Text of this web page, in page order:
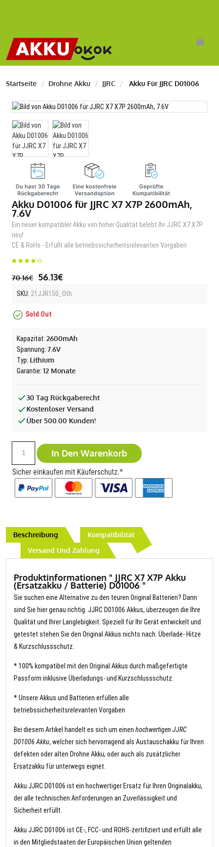
Startseite Drohne Akku JJRC Akku Für JJRC D01006
Akku D01006 für JJRC X7 X7P 2600mAh,
7.6V
Ein neuer kompatibler Akku von hoher Qualität belebt Ihr JJRC X7 X7P
neu!
CE & RoHs - Erfüllt alle betriebssicherheitsrelevanten Vorgaben
70.16€ 56.13€
SKU: 21JJR150_Oth
Sold Out
Kapazität: 2600mAh
Spannung: 7.6V
Typ: Lithium
Garantie: 12 Monate
30 Tag Rückgaberecht
Kostenloser Versand
Über 500.00 Kunden!
In Den Warenkorb
Beschreibung
Kompatibilität
Versand Und Zahlung
Produktinformationen " JJRC X7 X7P Akku
(Ersatzakku / Batterie) D01006 "
Sie suchen eine Alternative zu den teuren Original Batterien? Dann
sind Sie hier genau richtig. JJRC D01006 Akkus, überzeugen die Ihre
Qualität und Ihrer Langlebigkeit. Speziell für Ihr Gerät entwickelt und
getestet stehen Sie den Original Akkus nichts nach. Überlade- Hitze
& Kurzschlussschutz.
* 100% kompatibel mit den Original Akkus durch maßgefertigte
Passform inklusive Überladungs- und Kurzschlussschutz.
* Unsere Akkus und Batterien erfüllen alle
betriebssicherheitsrelevanten Vorgaben
Bei diesem Artikel handelt es sich um einen hochwertigen JJRC
D01006 Akku, welcher sich hervorragend als Austauschakku für Ihren
defekten oder alten Drohne Akku, oder auch als zusätzlicher
Ersatzakku für unterwegs eignet.
Akku JJRC D01006 ist ein hochwertiger Ersatz für Ihren Originalakku,
der alle technischen Anforderungen an Zuverlässigkeit und
Sicherheit erfüllt.
Akku JJRC D01006 ist CE-, FCC- und ROHS-zertifiziert und erfüllt alle
in den Mitgliedstaaten der Europäischen Union geltenden